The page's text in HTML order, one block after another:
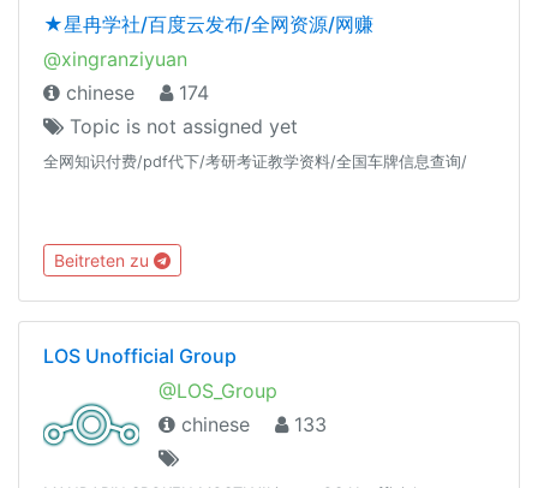
★星冉学社/百度云发布/全网资源/网赚
@xingranziyuan
chinese
174
Topic is not assigned yet
全网知识付费/pdf代下/考研考证教学资料/全国车牌信息查询/
Beitreten zu
LOS Unofficial Group
@LOS_Group
chinese
133